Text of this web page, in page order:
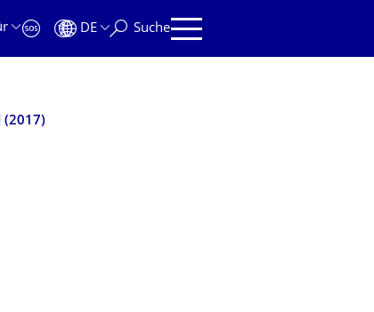
DE Suche
(2017)